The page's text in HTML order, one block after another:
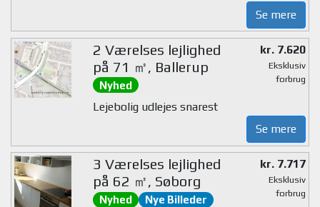
Se mere
2 Værelses lejlighed
på 71 ㎡, Ballerup
Nyhed
kr. 7.620
Eksklusiv
forbrug
Lejebolig udlejes snarest
Se mere
3 Værelses lejlighed
på 62 ㎡, Søborg
Nyhed Nye Billeder
kr. 7.717
Eksklusiv
forbrug